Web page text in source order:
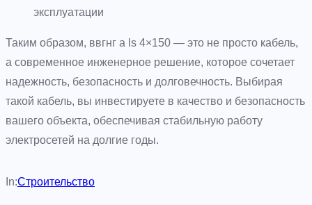
эксплуатации
Таким образом, ввгнг а ls 4×150 — это не просто кабель,
а современное инженерное решение, которое сочетает
надежность, безопасность и долговечность. Выбирая
такой кабель, вы инвестируете в качество и безопасность
вашего объекта, обеспечивая стабильную работу
электросетей на долгие годы.
In:Строительство